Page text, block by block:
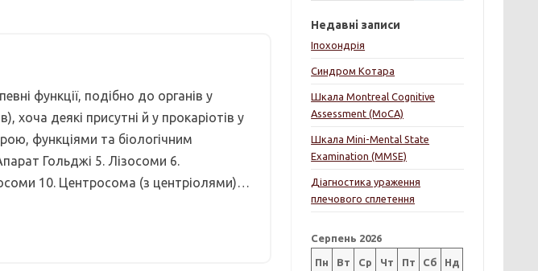
функції, подібно до органів у
хоча деякі присутні й у прокаріотів у
функціями та біологічним
Гольджі 5. Лізосоми 6.
10. Центросома (з центріолями)…
Недавні записи
Іпохондрія
Синдром Котара
Шкала Montreal Cognitive
Assessment (MoCA)
Шкала Mini-Mental State
Examination (MMSE)
Діагностика ураження
плечового сплетення
Серпень 2026
Пн Вт Ср Чт Пт Сб Нд